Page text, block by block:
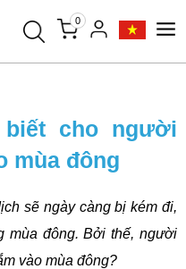
0
cho người
mùa đông
sẽ ngày càng bị kém đi,
mùa đông. Bởi thế, người
vào mùa đông?